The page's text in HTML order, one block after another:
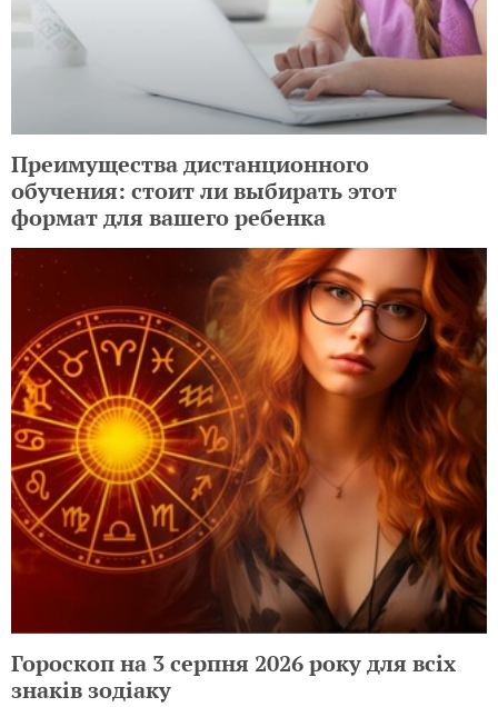
Преимущества дистанционного
обучения: стоит ли выбирать этот
формат для вашего ребенка
Гороскоп на 3 серпня 2026 року для всіх
знаків зодіаку